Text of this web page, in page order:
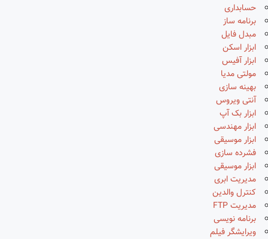
حسابداری
برنامه ساز
مبدل فایل
ابزار اسکن
ابزار آفیس
مولتی مدیا
بهینه سازی
آنتی ویروس
ابزار بک آپ
ابزار مهندسی
ابزار موسیقی
فشرده سازی
ابزار موسیقی
مدیریت ابری
کنترل والدین
مدیریت FTP
برنامه نویسی
ویرایشگر فیلم